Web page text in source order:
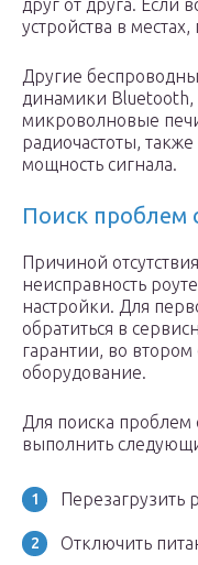
друг от друга. Если
устройства в
Другие
динамики
микроволновые
радиочастоты,
мощность сигнала.
Поиск проблем
Причиной
неисправность
настройки. Для
обратиться в
гарантии, во
оборудование.
Для поиска
выполнить
Перезагрузить
Отключить